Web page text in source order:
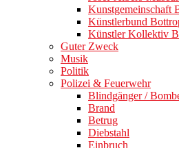
Kunstgemeinschaft
Künstlerbund
Künstler Kollektiv
Guter Zweck
Musik
Politik
Polizei & Feuerwehr
Blindgänger /
Brand
Betrug
Diebstahl
Einbruch